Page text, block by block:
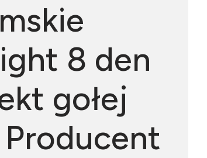
8 den
gołej
Producent